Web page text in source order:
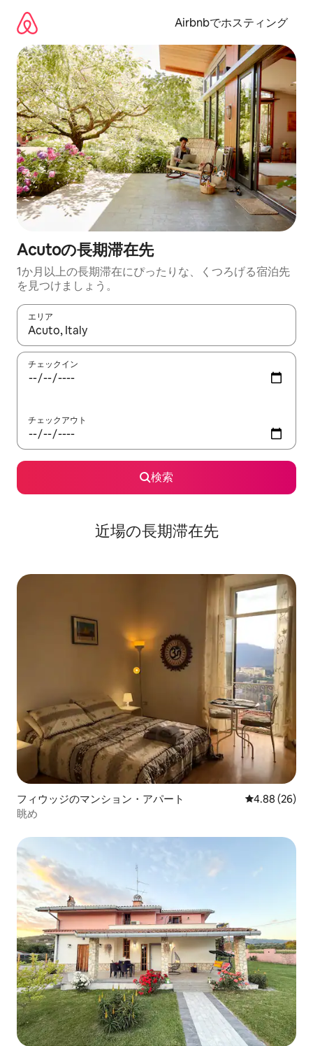
Airbnbでホスティング
Acutoの長期滞在先
1か月以上の長期滞在にぴったりな、くつろげる宿泊先
を見つけましょう。
エリア
検索結果が表示されたら、上下の矢印キーを使って移動するか
チェックイン
チェックアウト
検索
近場の長期滞在先
フィウッジのマンション・アパート レビュー26
4.88 (26)
眺め